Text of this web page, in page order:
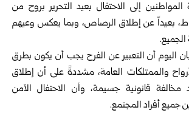
المواطنين إلى الاحتفال بعيد التحرير بروح من
بعيداً عن إطلاق الرصاص، وبما يعكس وعيهم
اليوم أن التعبير عن الفرح يجب أن يكون بطرق
والممتلكات العامة، مشددةً على أن إطلاق
مخالفة قانونية جسيمة، وأن الاحتفال الآمن
جميع أفراد المجتمع.